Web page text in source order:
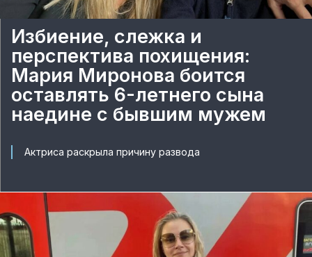
Избиение, слежка и
перспектива похищения:
Мария Миронова боится
оставлять 6-летнего сына
наедине с бывшим мужем
Актриса раскрыла причину развода